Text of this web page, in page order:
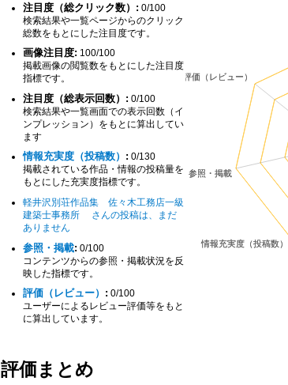
注目度（総クリック数）: 0/100
検索結果や一覧ページからのクリック
総数をもとにした注目度です。
画像注目度: 100/100
掲載画像の閲覧数をもとにした注目度
指標です。
注目度（総表示回数）: 0/100
検索結果や一覧画面での表示回数（イ
ンプレッション）をもとに算出してい
ます
情報充実度（投稿数） : 0/130
掲載されている作品・情報の投稿量を
もとにした充実度指標です。
軽井沢別荘作品集 佐々木工務店一級
建築士事務所 さんの投稿は、まだ
ありません
参照・掲載: 0/100
コンテンツからの参照・掲載状況を反
映した指標です。
評価（レビュー） : 0/100
ユーザーによるレビュー評価等をもと
に算出しています。
評価まとめ